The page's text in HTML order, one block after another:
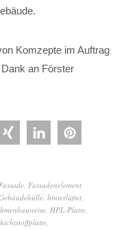
Komzepte im Auftrag
an Förster
, Fassadenelement,
, hinterlüftet,
, HPL-Platte,
,